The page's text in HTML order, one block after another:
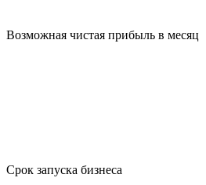
Возможная чистая прибыль в месяц
Срок запуска бизнеса